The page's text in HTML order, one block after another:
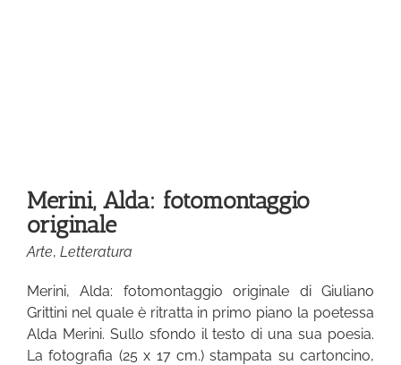
Merini, Alda: fotomontaggio
originale
Arte, Letteratura
Merini, Alda: fotomontaggio originale di Giuliano
Grittini nel quale è ritratta in primo piano la poetessa
Alda Merini. Sullo sfondo il testo di una sua poesia.
La fotografia (25 x 17 cm.) stampata su cartoncino,